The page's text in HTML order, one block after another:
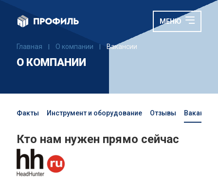
МЕНЮ
Главная О компании Вакансии
О КОМПАНИИ
Факты Инструмент и оборудование Отзывы Вакансии
Кто нам нужен прямо сейчас